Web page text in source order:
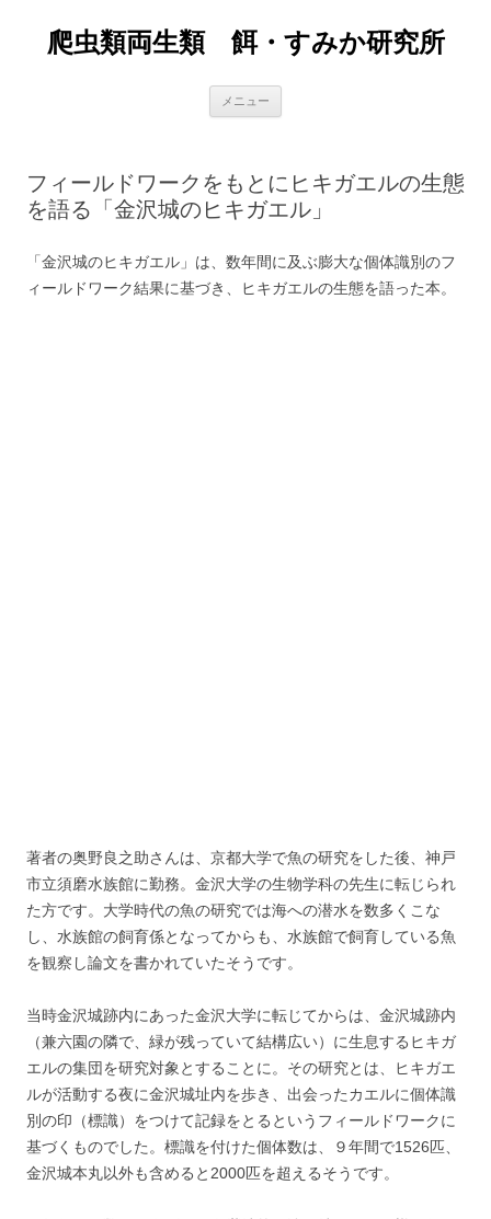
爬虫類両生類 餌・すみか研究所
メニュー
ス
キ
ッ
フィールドワークをもとにヒキガエルの生態
を語る「金沢城のヒキガエル」
「金沢城のヒキガエル」は、数年間に及ぶ膨大な個体識別のフ
ィールドワーク結果に基づき、ヒキガエルの生態を語った本。
著者の奥野良之助さんは、京都大学で魚の研究をした後、神戸
市立須磨水族館に勤務。金沢大学の生物学科の先生に転じられ
た方です。大学時代の魚の研究では海への潜水を数多くこな
し、水族館の飼育係となってからも、水族館で飼育している魚
を観察し論文を書かれていたそうです。
当時金沢城跡内にあった金沢大学に転じてからは、金沢城跡内
（兼六園の隣で、緑が残っていて結構広い）に生息するヒキガ
エルの集団を研究対象とすることに。その研究とは、ヒキガエ
ルが活動する夜に金沢城址内を歩き、出会ったカエルに個体識
別の印（標識）をつけて記録をとるというフィールドワークに
基づくものでした。標識を付けた個体数は、９年間で1526匹、
金沢城本丸以外も含めると2000匹を超えるそうです。